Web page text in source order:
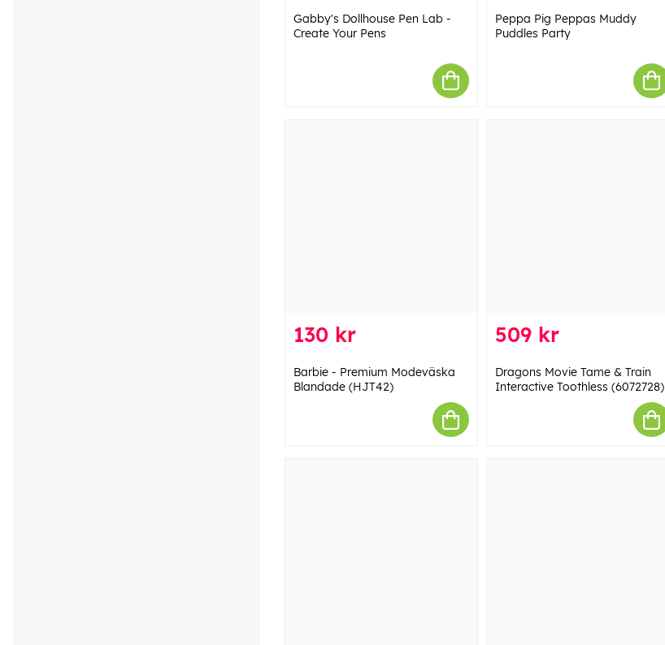
Gabby's Dollhouse Pen Lab -
Create Your Pens
Peppa Pig Peppas Muddy
Puddles Party
130 kr
Barbie - Premium Modeväska
Blandade (HJT42)
509 kr
Dragons Movie Tame & Train
Interactive Toothless (6072728)